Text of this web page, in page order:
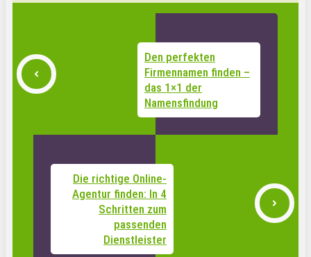
Den perfekten
Firmennamen finden –
das 1×1 der
Namensfindung
Die richtige Online-
Agentur finden: In 4
Schritten zum
passenden
Dienstleister